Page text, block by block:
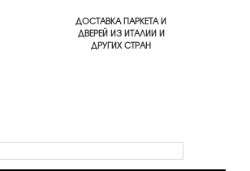
ДОСТАВКА ПАРКЕТА И
ДВЕРЕЙ ИЗ ИТАЛИИ И
ДРУГИХ СТРАН